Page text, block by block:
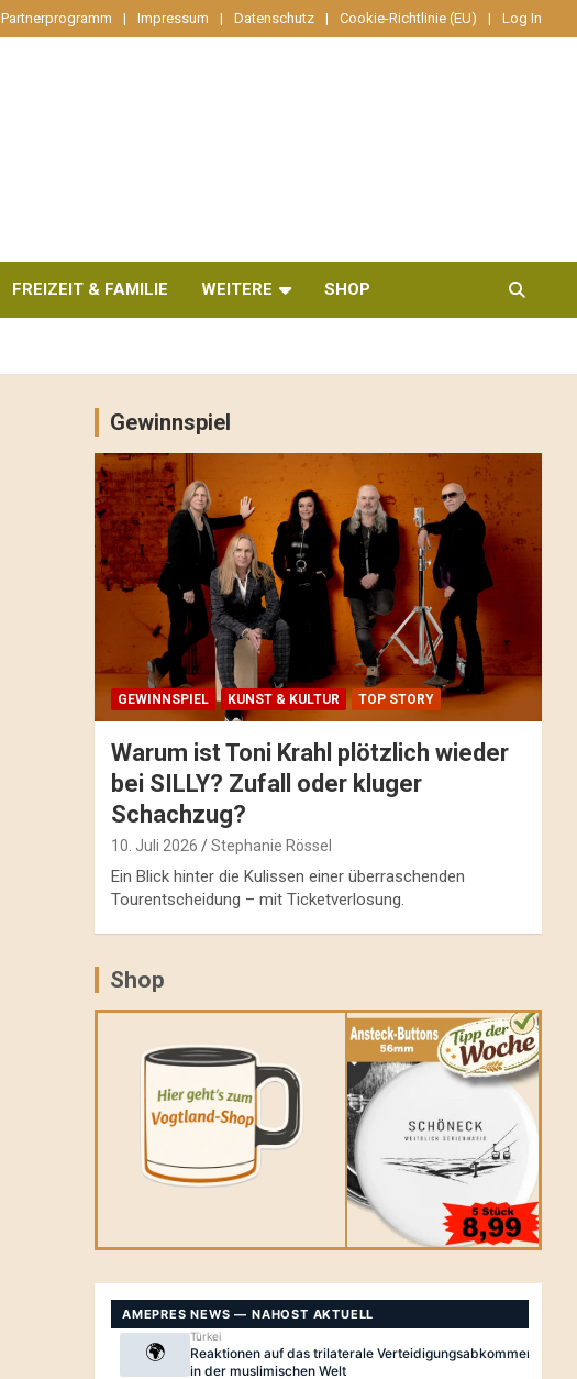
Partnerprogramm Impressum Datenschutz Cookie-Richtlinie (EU) Log In
FREIZEIT & FAMILIE WEITERE SHOP
Gewinnspiel
GEWINNSPIEL KUNST & KULTUR TOP STORY
Warum ist Toni Krahl plötzlich wieder
bei SILLY? Zufall oder kluger
Schachzug?
10. Juli 2026 Stephanie Rössel
Ein Blick hinter die Kulissen einer überraschenden
Tourentscheidung – mit Ticketverlosung.
Shop